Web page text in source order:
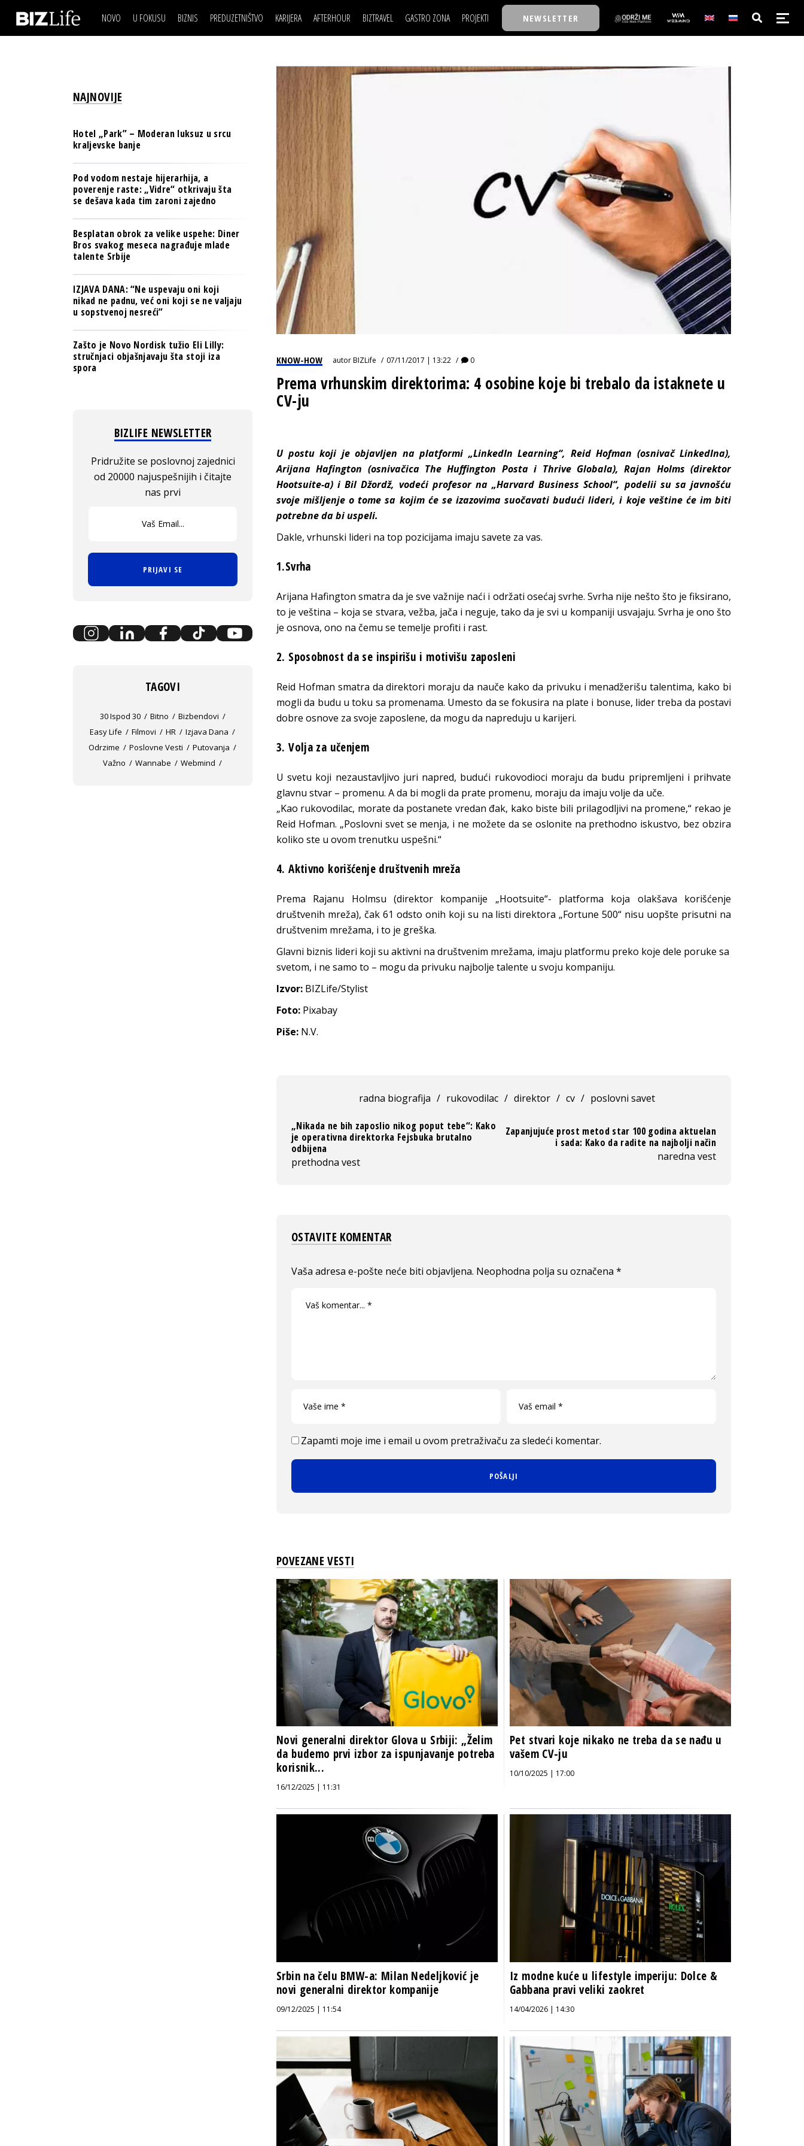
NOVO U FOKUSU BIZNIS
OSIGURANJE
TECH I AI
BIZNIS & SPORT
PULS REGIONA
NOVO NA RAFU
PREDUZETNIŠTVO KARIJERA
LJUDI (HR)
MOJ UGAO
USAVRŠAVANJE
KNOW-HOW
AFTERHOUR
KNJIGE
AUTO SVET
STIL
WELLBEING
BIZTRAVEL GASTRO ZONA PROJEKTI
TASTY TALKS
BIZLIFE WEEK
NEWSLETTER
IZJAVA DANABIZNIS SCENA
BREND I KOMUNIKACIJE
PULS REGIONA
POSAO
MOJ UGAO
USAVRŠAVANJE
KNOW-HOW
FILM I SCENA
AUTO SVET
STIL
WELLBEING
NAJKOLEGA
30 ISPOD 30
IZJAVA GODINE
KNOW-HOW autorBIZLife 07/11/2017 | 13:22 0
Prema vrhunskim direktorima: 4 osobine koje bi trebalo da istaknete u
CV-ju
U postu koji je objavljen na platformi „LinkedIn Learning“, Reid Hofman (osnivač LinkedIna),
Arijana Hafington (osnivačica The Huffington Posta i Thrive Globala), Rajan Holms (direktor
Hootsuite-a) i Bil Džordž, vodeći profesor na „Harvard Business School“, podelii su sa javnošću
svoje mišljenje o tome sa kojim će se izazovima suočavati budući lideri, i koje veštine će im biti
potrebne da bi uspeli.
Dakle, vrhunski lideri na top pozicijama imaju savete za vas.
1.Svrha
Arijana Hafington smatra da je sve važnije naći i održati osećaj svrhe. Svrha nije nešto što je fiksirano,
to je veština – koja se stvara, vežba, jača i neguje, tako da je svi u kompaniji usvajaju. Svrha je ono što
je osnova, ono na čemu se temelje profiti i rast.
2. Sposobnost da se inspirišu i motivišu zaposleni
Reid Hofman smatra da direktori moraju da nauče kako da privuku i menadžerišu talentima, kako bi
mogli da budu u toku sa promenama. Umesto da se fokusira na plate i bonuse, lider treba da postavi
dobre osnove za svoje zaposlene, da mogu da napreduju u karijeri.
3. Volja za učenjem
U svetu koji nezaustavljivo juri napred, budući rukovodioci moraju da budu pripremljeni i prihvate
glavnu stvar – promenu. A da bi mogli da prate promenu, moraju da imaju volje da uče.
„Kao rukovodilac, morate da postanete vredan đak, kako biste bili prilagodljivi na promene,“ rekao je
Reid Hofman. „Poslovni svet se menja, i ne možete da se oslonite na prethodno iskustvo, bez obzira
koliko ste u ovom trenutku uspešni.“
4. Aktivno korišćenje društvenih mreža
Prema Rajanu Holmsu (direktor kompanije „Hootsuite“- platforma koja olakšava korišćenje
društvenih mreža), čak 61 odsto onih koji su na listi direktora „Fortune 500“ nisu uopšte prisutni na
društvenim mrežama, i to je greška.
Glavni biznis lideri koji su aktivni na društvenim mrežama, imaju platformu preko koje dele poruke sa
svetom, i ne samo to – mogu da privuku najbolje talente u svoju kompaniju.
Izvor: BIZLife/Stylist
Foto: Pixabay
Piše: N.V.
radna biografija / rukovodilac / direktor / cv / poslovni savet
„Nikada ne bih zaposlio nikog poput tebe“: Kako
je operativna direktorka Fejsbuka brutalno
odbijena
prethodna vest
Zapanjujuće prost metod star 100 godina aktuelan
i sada: Kako da radite na najbolji način
naredna vest
OSTAVITE KOMENTAR
Vaša adresa e-pošte neće biti objavljena. Neophodna polja su označena *
Zapamti moje ime i email u ovom pretraživaču za sledeći komentar.
POVEZANE VESTI
Novi generalni direktor Glova u Srbiji: „Želim
da budemo prvi izbor za ispunjavanje potreba
korisnik...
16/12/2025 | 11:31
Pet stvari koje nikako ne treba da se nađu u
vašem CV-ju
10/10/2025 | 17:00
Srbin na čelu BMW-a: Milan Nedeljković je
novi generalni direktor kompanije
09/12/2025 | 11:54
Iz modne kuće u lifestyle imperiju: Dolce &
Gabbana pravi veliki zaokret
14/04/2026 | 14:30
NAJNOVIJE
Hotel „Park” – Moderan luksuz u srcu
kraljevske banje
Pod vodom nestaje hijerarhija, a
poverenje raste: „Vidre“ otkrivaju šta
se dešava kada tim zaroni zajedno
Besplatan obrok za velike uspehe: Diner
Bros svakog meseca nagrađuje mlade
talente Srbije
IZJAVA DANA: “Ne uspevaju oni koji
nikad ne padnu, već oni koji se ne valjaju
u sopstvenoj nesreći”
Zašto je Novo Nordisk tužio Eli Lilly:
stručnjaci objašnjavaju šta stoji iza
spora
BIZLIFE NEWSLETTER
Pridružite se poslovnoj zajednici
od 20000 najuspešnijih i čitajte
nas prvi
PRIJAVI SE
TAGOVI
30 Ispod 30 Bitno
Bizbendovi
Easy Life
Filmovi HR
Izjava Dana
Odrzime
Poslovne Vesti
Putovanja
Važno
Wannabe Webmind